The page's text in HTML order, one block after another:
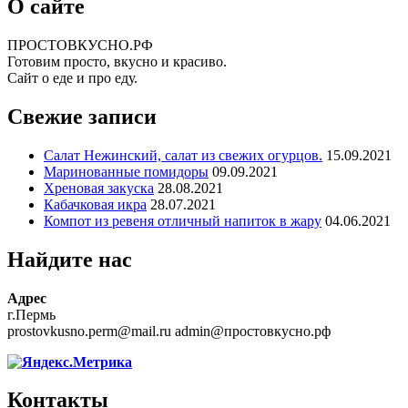
О сайте
ПРОСТОВКУСНО.РФ
Готовим просто, вкусно и красиво.
Сайт о еде и про еду.
Свежие записи
Салат Нежинский, салат из свежих огурцов. 15.09.2021
Маринованные помидоры 09.09.2021
Хреновая закуска 28.08.2021
Кабачковая икра 28.07.2021
Компот из ревеня отличный напиток в жару 04.06.2021
Найдите нас
Адрес
г.Пермь
prostovkusno.perm@mail.ru admin@простовкусно.рф
Контакты